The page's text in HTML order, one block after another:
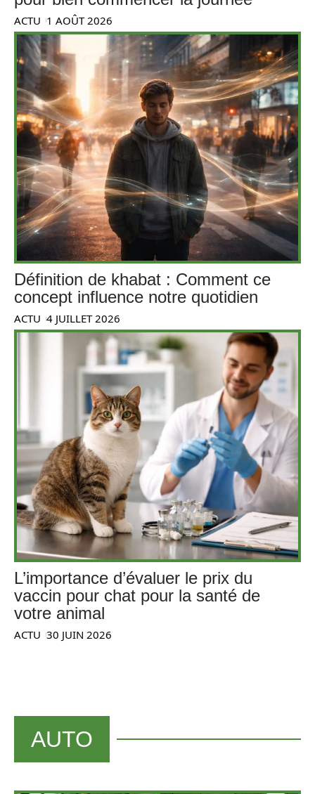
ACTU 1 AOÛT 2026
Définition de khabat : Comment ce
concept influence notre quotidien
ACTU 4 JUILLET 2026
L’importance d’évaluer le prix du
vaccin pour chat pour la santé de
votre animal
ACTU 30 JUIN 2026
AUTO